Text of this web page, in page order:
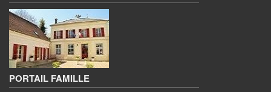
PORTAIL FAMILLE